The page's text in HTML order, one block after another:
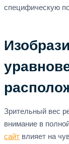
специфическую
Зрительный вес
внимание в
сайт влияет на